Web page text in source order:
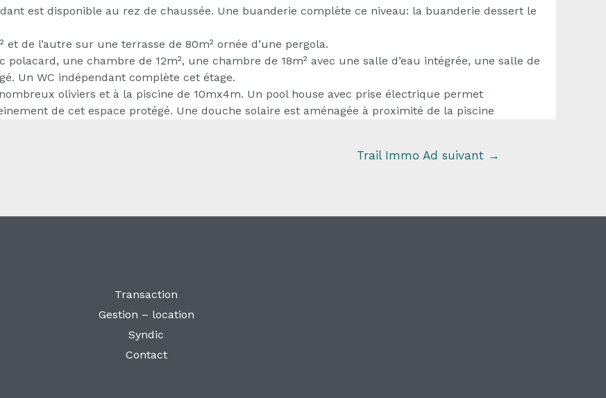
est disponible au rez de chaussée. Une buanderie complète ce niveau: la buanderie dessert le
de l’autre sur une terrasse de 80m² ornée d’une pergola.
polacard, une chambre de 12m², une chambre de 18m² avec une salle d’eau intégrée, une salle de
Un WC indépendant complète cet étage.
oliviers et à la piscine de 10mx4m. Un pool house avec prise électrique permet
de cet espace protégé. Une douche solaire est aménagée à proximité de la piscine
Trail Immo Ad suivant →
Transaction
Gestion – location
Syndic
Contact